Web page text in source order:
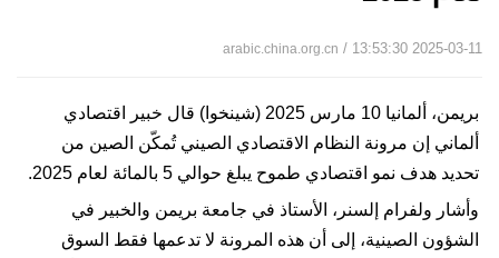
arabic.china.org.cn / 13:53:30 2025-03-11
بريمن، ألمانيا 10 مارس 2025 (شينخوا) قال خبير اقتصادي
ألماني إن مرونة النظام الاقتصادي الصيني تُمكّن الصين من
تحديد هدف نمو اقتصادي طموح يبلغ حوالي 5 بالمائة لعام 2025.
وأشار ولفرام إلسنر، الأستاذ في جامعة بريمن والخبير في
الشؤون الصينية، إلى أن هذه المرونة لا تدعمها فقط السوق